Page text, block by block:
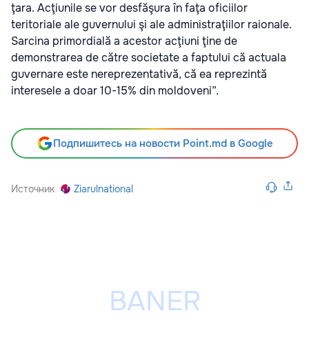
ţara. Acţiunile se vor desfăşura în faţa oficiilor
teritoriale ale guvernului şi ale administraţiilor raionale.
Sarcina primordială a acestor acţiuni ţine de
demonstrarea de către societate a faptului că actuala
guvernare este nereprezentativă, că ea reprezintă
interesele a doar 10-15% din moldoveni”.
Подпишитесь на новости Point.md в Google
Источник Ziarulnational